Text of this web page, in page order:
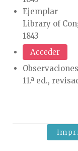
Ejemplar
Library of
1843
Acceder
Observaciones
11.ª ed.,